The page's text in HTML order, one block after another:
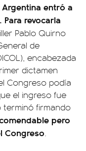
Argentina entró a
Para revocarla
Pablo Quirno
de
encabezada
dictamen
Congreso podía
el ingreso fue
terminó firmando
pero
Congreso.